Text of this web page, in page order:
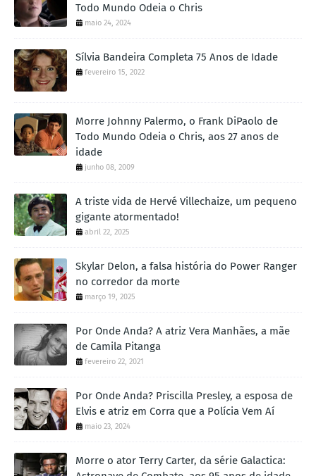
Todo Mundo Odeia o Chris
maio 24, 2024
Sílvia Bandeira Completa 75 Anos de Idade
fevereiro 15, 2022
Morre Johnny Palermo, o Frank DiPaolo de
Todo Mundo Odeia o Chris, aos 27 anos de
idade
junho 08, 2009
A triste vida de Hervé Villechaize, um pequeno
gigante atormentado!
abril 22, 2025
Skylar Delon, a falsa história do Power Ranger
no corredor da morte
março 19, 2025
Por Onde Anda? A atriz Vera Manhães, a mãe
de Camila Pitanga
fevereiro 22, 2021
Por Onde Anda? Priscilla Presley, a esposa de
Elvis e atriz em Corra que a Polícia Vem Aí
maio 23, 2024
Morre o ator Terry Carter, da série Galactica: